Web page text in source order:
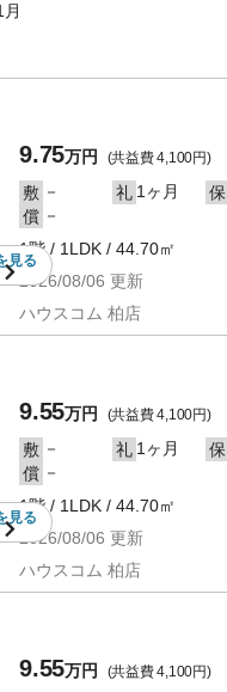
見る
9.75万円 (共益費 4,100円)
敷 － 礼 1ヶ月 保
償 －
1階 / 1LDK / 44.70㎡
2026/08/06 更新
ハウスコム 柏店
見る
9.55万円 (共益費 4,100円)
敷 － 礼 1ヶ月 保
償 －
1階 / 1LDK / 44.70㎡
2026/08/06 更新
ハウスコム 柏店
9.55万円 (共益費 4,100円)